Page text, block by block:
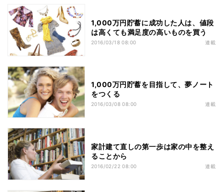
1,000万円貯蓄に成功した人は、値段
は高くても満足度の高いものを買う
2016/03/18 08:00 連載
1,000万円貯蓄を目指して、夢ノート
をつくる
2016/03/08 08:00 連載
家計建て直しの第一歩は家の中を整え
ることから
2016/02/22 08:00 連載